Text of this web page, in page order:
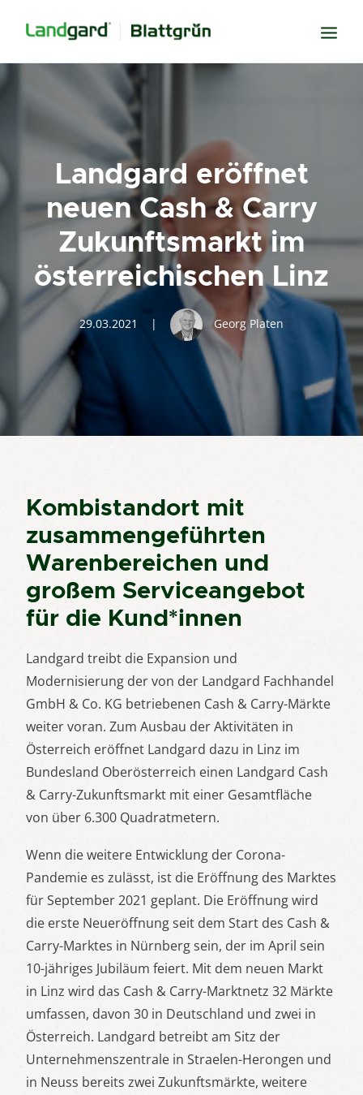
Inspiration
Verbundenheit
Transparenz
Freude
Erfolg
Miteinander
Wissen
Suche
Landgard eröffnet
neuen Cash & Carry
Zukunftsmarkt im
österreichischen Linz
29.03.2021 | Georg Platen
Kombistandort mit
zusammengeführten
Warenbereichen und
großem Serviceangebot
für die Kund*innen
Landgard treibt die Expansion und
Modernisierung der von der Landgard Fachhandel
GmbH & Co. KG betriebenen Cash & Carry-Märkte
weiter voran. Zum Ausbau der Aktivitäten in
Österreich eröffnet Landgard dazu in Linz im
Bundesland Oberösterreich einen Landgard Cash
& Carry-Zukunftsmarkt mit einer Gesamtfläche
von über 6.300 Quadratmetern.
Wenn die weitere Entwicklung der Corona-
Pandemie es zulässt, ist die Eröffnung des Marktes
für September 2021 geplant. Die Eröffnung wird
die erste Neueröffnung seit dem Start des Cash &
Carry-Marktes in Nürnberg sein, der im April sein
10-jähriges Jubiläum feiert. Mit dem neuen Markt
in Linz wird das Cash & Carry-Marktnetz 32 Märkte
umfassen, davon 30 in Deutschland und zwei in
Österreich. Landgard betreibt am Sitz der
Unternehmenszentrale in Straelen-Herongen und
in Neuss bereits zwei Zukunftsmärkte, weitere